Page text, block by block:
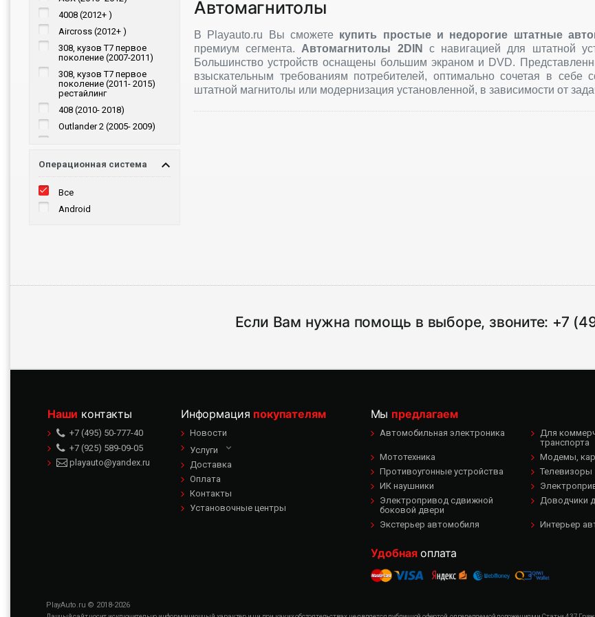
Mazda
Citroen
Nissan
Renault
Lada
Ssang Yong
Lexus
Audi
Suzuki
Haval
4008 (2012+ )
Aircross (2012+ )
308, кузов T7 первое
поколение (2007-2011)
308, кузов T7 первое
поколение (2011- 2015)
рестайлинг
408 (2010- 2018)
Outlander 2 (2005- 2009)
4007 (2007- 2012)
Операционная система
Все
Android
Автомагнитолы
В Playauto.ru Вы сможете купить простые и недорогие штатные
премиум сегмента. Автомагнитолы 2DIN с навигацией для штатной
Большинство устройств оснащены большим экраном и DVD.
взыскательным требованиям потребителей, оптимально сочетая в
штатной магнитолы или модернизация установленной, в зависимости от
Если Вам нужна помощь в выборе, звоните: +7
Наши контакты
+7 (495) 50-777-40
+7 (925) 589-09-05
playauto@yandex.ru
Информация покупателям
Новости
Услуги
Доставка
Оплата
Контакты
Установочные центры
Мы предлагаем
Автомобильная электроника
Для
транспорта
Мототехника
Модемы,
Противоугонные устройства
Телевизоры
ИК наушники
Электропривод сдвижной
боковой двери
Доводчики
Экстерьер автомобиля Интерьер
Удобнаяоплата
PlayAuto.ru © 2018-2026